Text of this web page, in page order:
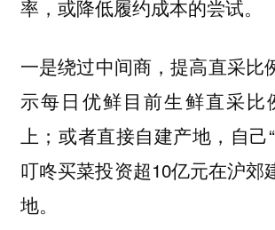
率，或降低履约成本的尝试。
一是绕过中间商，提高直采比
示每日优鲜目前生鲜直采比
上；或者直接自建产地，自己“
叮咚买菜投资超10亿元在沪郊
地。